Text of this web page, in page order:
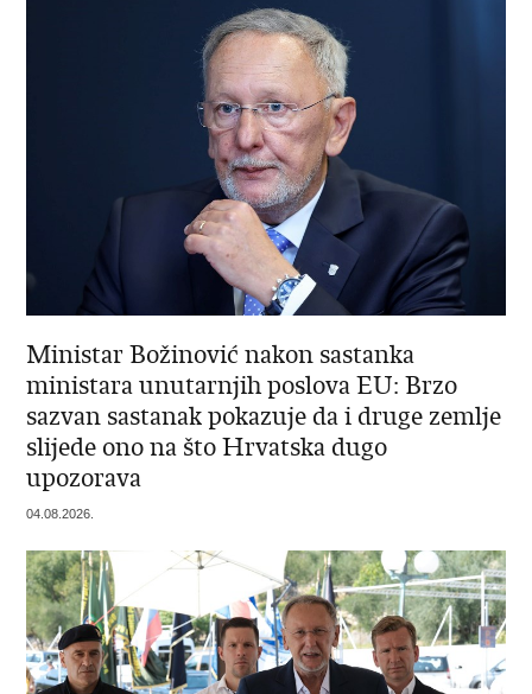
Ministar Božinović nakon sastanka
ministara unutarnjih poslova EU: Brzo
sazvan sastanak pokazuje da i druge zemlje
slijede ono na što Hrvatska dugo
upozorava
04.08.2026.